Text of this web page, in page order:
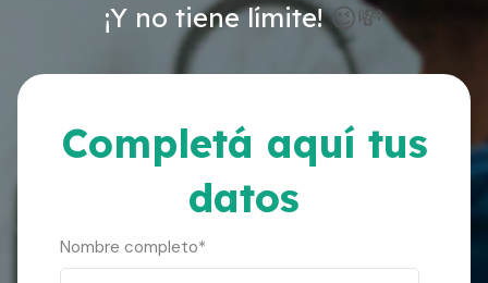
¡Y no tiene límite!😉💸
Completá aquí tus
datos
Nombre completo*